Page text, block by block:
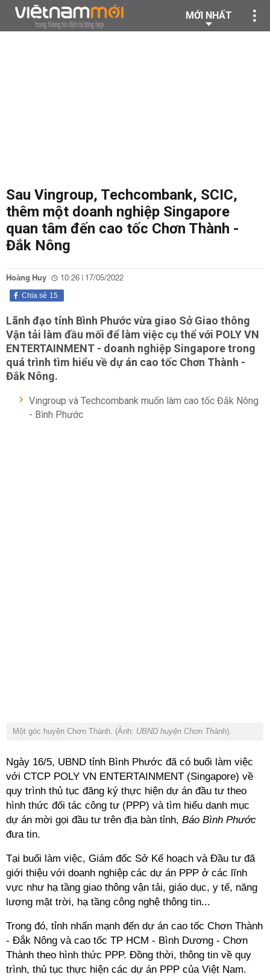
MỚI NHẤT
Sau Vingroup, Techcombank, SCIC,
thêm một doanh nghiệp Singapore
quan tâm đến cao tốc Chơn Thành -
Đắk Nông
Hoàng Huy 10:26 | 17/05/2022
15
Chia sẻ
Lãnh đạo tỉnh Bình Phước vừa giao Sở Giao thông
Vận tải làm đầu mối để làm việc cụ thể với POLY VN
ENTERTAINMENT - doanh nghiệp Singapore trong
quá trình tìm hiểu về dự án cao tốc Chơn Thành -
Đắk Nông.
Vingroup và Techcombank muốn làm cao tốc Đắk Nông
- Bình Phước
Một góc huyện Chơn Thành. (Ảnh: UBND huyện Chơn Thành).
Ngày 16/5, UBND tỉnh Bình Phước đã có buổi làm việc
với CTCP POLY VN ENTERTAINMENT (Singapore) về
quy trình thủ tục đăng ký thực hiện dự án đầu tư theo
hình thức đối tác công tư (PPP) và tìm hiểu danh mục
dự án mời gọi đầu tư trên địa bàn tỉnh, Báo Bình Phước
đưa tin.
Tại buổi làm việc, Giám đốc Sở Kế hoạch và Đầu tư đã
giới thiệu với doanh nghiệp các dự án PPP ở các lĩnh
vực như hạ tầng giao thông vận tải, giáo dục, y tế, năng
lượng mặt trời, hạ tầng công nghệ thông tin...
Trong đó, tỉnh nhấn mạnh đến dự án cao tốc Chơn Thành
- Đắk Nông và cao tốc TP HCM - Bình Dương - Chơn
Thành theo hình thức PPP. Đồng thời, thông tin về quy
trình, thủ tục thực hiện các dự án PPP của Việt Nam.